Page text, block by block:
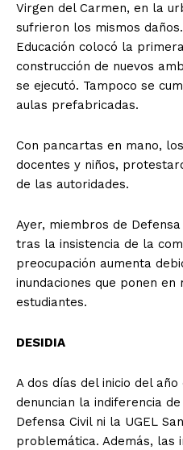
Virgen del Carmen, en la
sufrieron los mismos
Educación colocó la
construcción de nuevos
se ejecutó. Tampoco se
aulas prefabricadas.
Con pancartas en mano,
docentes y niños,
de las autoridades.
Ayer, miembros de
tras la insistencia de la
preocupación aumenta
inundaciones que ponen
estudiantes.
DESIDIA
A dos días del inicio del
denuncian la indiferencia
Defensa Civil ni la UGEL
problemática. Además, las